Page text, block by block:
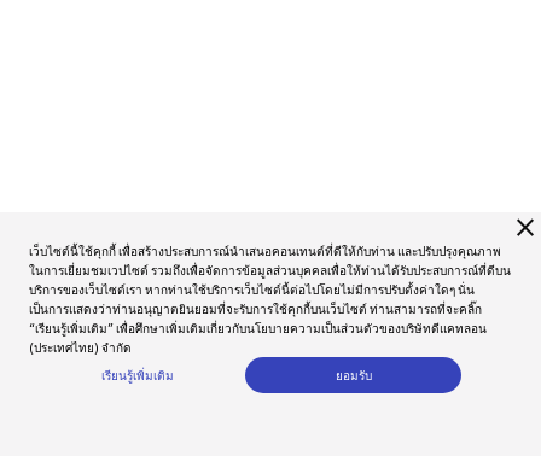
close
เว็บไซต์นี้ใช้คุกกี้ เพื่อสร้างประสบการณ์นำเสนอคอนเทนต์ที่ดีให้กับท่าน และปรับปรุงคุณภาพ
ในการเยี่ยมชมเวปไซต์ รวมถึงเพื่อจัดการข้อมูลส่วนบุคคลเพื่อให้ท่านได้รับประสบการณ์ที่ดีบน
บริการของเว็บไซต์เรา หากท่านใช้บริการเว็บไซต์นี้ต่อไปโดยไม่มีการปรับตั้งค่าใดๆ นั่น
เป็นการแสดงว่าท่านอนุญาตยินยอมที่จะรับการใช้คุกกี้บนเว็บไซต์ ท่านสามารถที่จะคลิ๊ก
“เรียนรู้เพิ่มเติม” เพื่อศึกษาเพิ่มเติมเกี่ยวกับนโยบายความเป็นส่วนตัวของบริษัทดีแคทลอน
(ประเทศไทย) จำกัด
เรียนรู้เพิ่มเติม
ยอมรับ